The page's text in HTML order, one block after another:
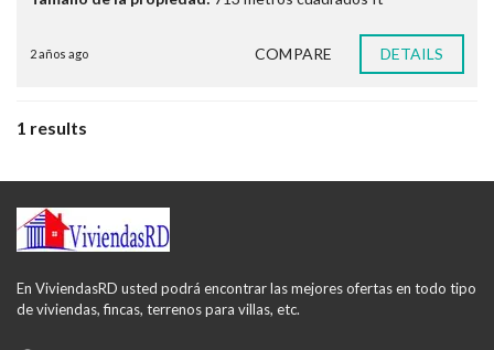
2 años ago COMPARE DETAILS
1 results
En ViviendasRD usted podrá encontrar las mejores ofertas en todo tipo
de viviendas, fincas, terrenos para villas, etc.